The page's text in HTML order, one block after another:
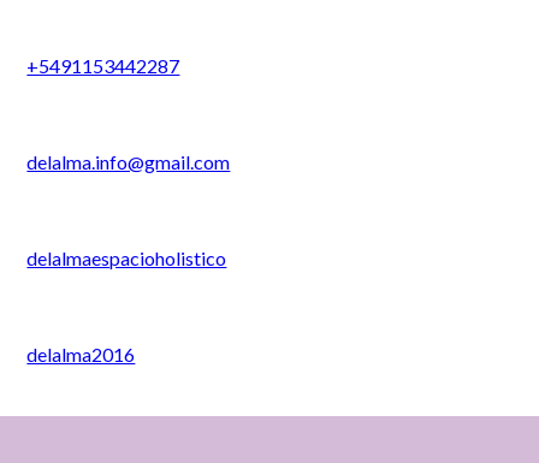
+5491153442287
delalma.info@gmail.com
delalmaespacioholistico
delalma2016